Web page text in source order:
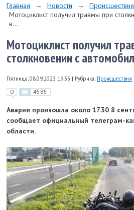
Главная → Новости → Происшествия
Мотоциклист получил травмы при
в...
Мотоциклист получил
столкновении с
Пятница, 08.09.2023 19:33 | Рубрика: Происшествия
0 4585
Авария произошла около 17.30 8
сообщает официальный телеграм-
области.